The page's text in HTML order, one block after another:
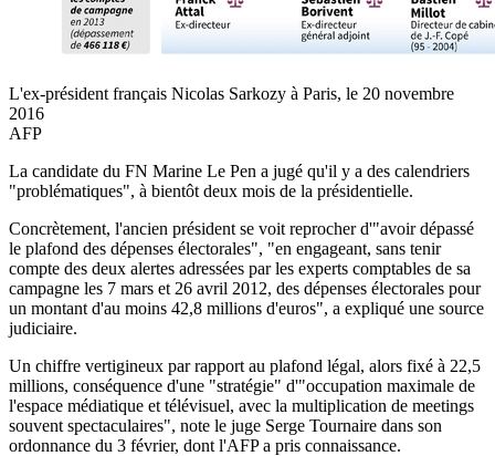
L'ex-président français Nicolas Sarkozy à Paris, le 20 novembre
2016
AFP
La candidate du FN Marine Le Pen a jugé qu'il y a des calendriers
"problématiques", à bientôt deux mois de la présidentielle.
Concrètement, l'ancien président se voit reprocher d'"avoir dépassé
le plafond des dépenses électorales", "en engageant, sans tenir
compte des deux alertes adressées par les experts comptables de sa
campagne les 7 mars et 26 avril 2012, des dépenses électorales pour
un montant d'au moins 42,8 millions d'euros", a expliqué une source
judiciaire.
Un chiffre vertigineux par rapport au plafond légal, alors fixé à 22,5
millions, conséquence d'une "stratégie" d'"occupation maximale de
l'espace médiatique et télévisuel, avec la multiplication de meetings
souvent spectaculaires", note le juge Serge Tournaire dans son
ordonnance du 3 février, dont l'AFP a pris connaissance.